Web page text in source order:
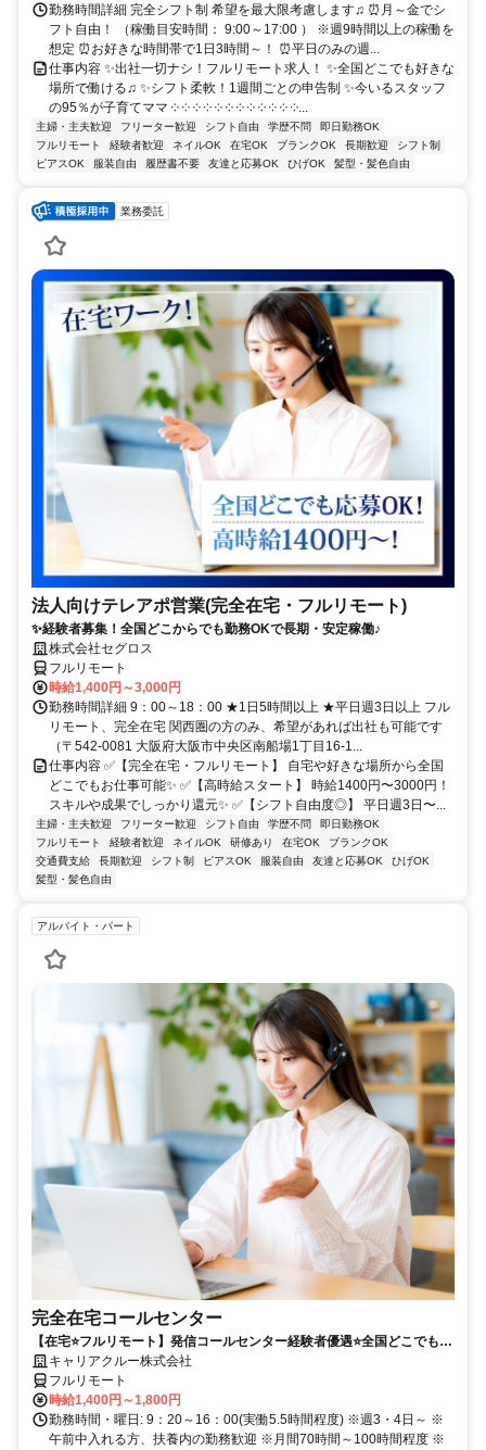
勤務時間詳細 完全シフト制 希望を最大限考慮します♫ ⏰月～金でシ
フト自由！ （稼働目安時間： 9:00～17:00 ） ※週9時間以上の稼働を
想定 ⏰お好きな時間帯で1日3時間～！ ⏰平日のみの週...
仕事内容 ✨出社一切ナシ！フルリモート求人！ ✨全国どこでも好きな
場所で働ける♫ ✨シフト柔軟！1週間ごとの申告制 ✨今いるスタッフ
の95％が子育てママ ༶ ༶ ༶ ༶ ༶ ༶ ༶ ༶ ༶ ༶ ༶ ༶...
主婦・主夫歓迎 フリーター歓迎 シフト自由 学歴不問
即日勤務OK
フルリモート
経験者歓迎 ネイルOK 在宅OK ブランクOK 長期歓迎
シフト制
ピアスOK
服装自由 履歴書不要 友達と応募OK ひげOK 髪型・髪色自由
業務委託
法人向けテレアポ営業(完全在宅・フルリモート)
✨経験者募集！全国どこからでも勤務OKで長期・安定稼働♪
株式会社セグロス
フルリモート
時給1,400円～3,000円
勤務時間詳細 9：00～18：00 ★1日5時間以上 ★平日週3日以上 フル
リモート、完全在宅 関西圏の方のみ、希望があれば出社も可能です
（〒542-0081 大阪府大阪市中央区南船場1丁目16-1...
仕事内容 ✅【完全在宅・フルリモート】 自宅や好きな場所から全国
どこでもお仕事可能✨ ✅【高時給スタート】 時給1400円〜3000円！
スキルや成果でしっかり還元✨ ✅【シフト自由度◎】 平日週3日〜...
主婦・主夫歓迎 フリーター歓迎 シフト自由 学歴不問
即日勤務OK
フルリモート
経験者歓迎 ネイルOK 研修あり 在宅OK
ブランクOK
交通費支給
長期歓迎 シフト制 ピアスOK 服装自由 友達と応募OK
ひげOK
髪型・髪色自由
アルバイト・パート
完全在宅コールセンター
【在宅⭐フルリモート】発信コールセンター経験者優遇⭐全国どこでも、
勤務OK⭐平均時給1600円⭐扶養内もOK
キャリアクルー株式会社
フルリモート
時給1,400円～1,800円
勤務時間・曜日: 9：20～16：00(実働5.5時間程度) ※週3・4日～ ※
午前中入れる方、扶養内の勤務歓迎 ※月間70時間～100時間程度 ※